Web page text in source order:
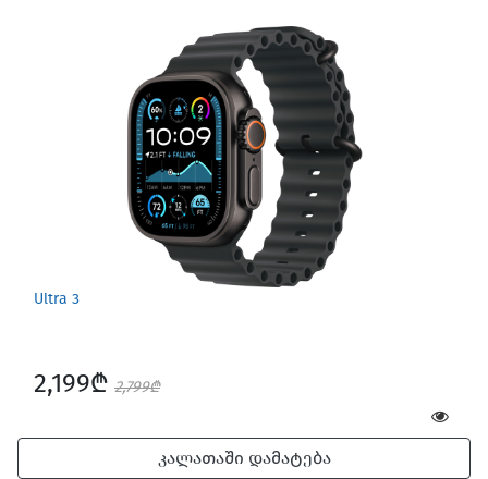
Ultra 3
2,199₾ 2,799₾
კალათაში დამატება